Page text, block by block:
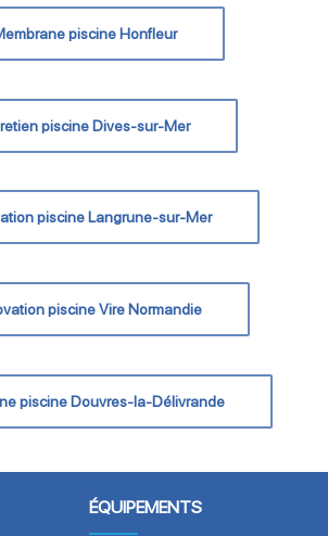
piscine Honfleur
piscine Dives-sur-Mer
piscine Langrune-sur-Mer
piscine Vire Normandie
piscine Douvres-la-Délivrande
ÉQUIPEMENTS